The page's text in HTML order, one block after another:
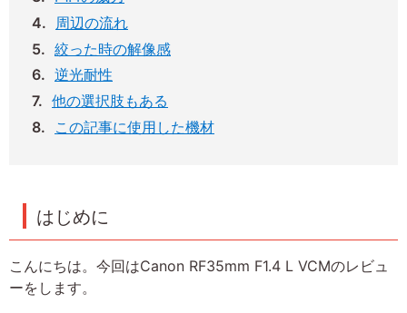
周辺の流れ
絞った時の解像感
逆光耐性
他の選択肢もある
この記事に使用した機材
はじめに
こんにちは。今回はCanon RF35mm F1.4 L VCMのレビュ
ーをします。